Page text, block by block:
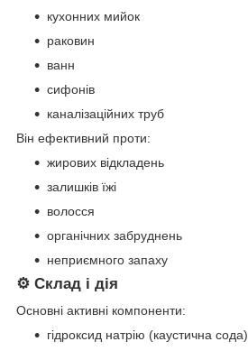
кухонних мийок
раковин
ванн
сифонів
каналізаційних труб
Він ефективний проти:
жирових відкладень
залишків їжі
волосся
органічних забруднень
неприємного запаху
⚙️ Склад і дія
Основні активні компоненти:
гідроксид натрію (каустична сода)